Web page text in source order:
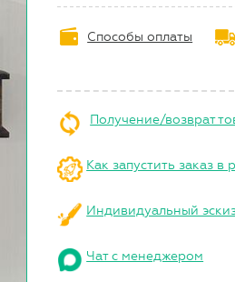
Способы оплаты
Получение/возврат
Как запустить заказ в
Индивидуальный
Чат с менеджером